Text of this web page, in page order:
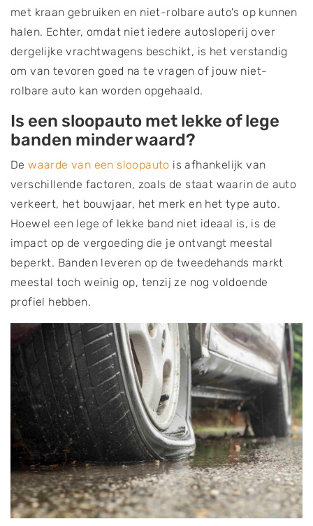
met kraan gebruiken en niet-rolbare auto's op kunnen
halen. Echter, omdat niet iedere autosloperij over
dergelijke vrachtwagens beschikt, is het verstandig
om van tevoren goed na te vragen of jouw niet-
rolbare auto kan worden opgehaald.
Is een sloopauto met lekke of lege
banden minder waard?
Dewaarde van een sloopauto is afhankelijk van
verschillende factoren, zoals de staat waarin de auto
verkeert, het bouwjaar, het merk en het type auto.
Hoewel een lege of lekke band niet ideaal is, is de
impact op de vergoeding die je ontvangt meestal
beperkt. Banden leveren op de tweedehands markt
meestal toch weinig op, tenzij ze nog voldoende
profiel hebben.